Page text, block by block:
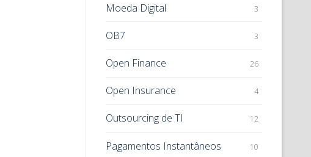
Moeda Digital 3
OB7 3
Open Finance 26
Open Insurance 4
Outsourcing de TI 12
Pagamentos Instantâneos 10